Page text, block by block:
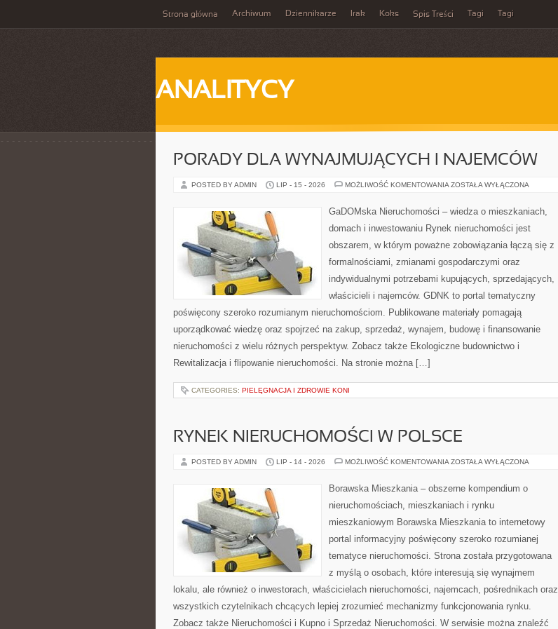
Strona główna Archiwum Dziennikarze Irak Koks Spis Treści Tagi Tagi
ANALITYCY
PORADY DLA WYNAJMUJĄCYCH I NAJEMCÓW
POSTED BY ADMIN LIP - 15 - 2026 MOŻLIWOŚĆ KOMENTOWANIA PORADY
NAJEMCÓW
ZOSTAŁA WYŁĄCZONA
GaDOMska Nieruchomości – wiedza o mieszkaniach,
domach i inwestowaniu Rynek nieruchomości jest
obszarem, w którym poważne zobowiązania łączą się z
formalnościami, zmianami gospodarczymi oraz
indywidualnymi potrzebami kupujących, sprzedających,
właścicieli i najemców. GDNK to portal tematyczny
poświęcony szeroko rozumianym nieruchomościom. Publikowane materiały pomagają
uporządkować wiedzę oraz spojrzeć na zakup, sprzedaż, wynajem, budowę i finansowanie
nieruchomości z wielu różnych perspektyw. Zobacz także Ekologiczne budownictwo i
Rewitalizacja i flipowanie nieruchomości. Na stronie można […]
CATEGORIES: PIELĘGNACJA I ZDROWIE KONI
RYNEK NIERUCHOMOŚCI W POLSCE
POSTED BY ADMIN LIP - 14 - 2026 MOŻLIWOŚĆ KOMENTOWANIA RYNEK
POLSCE
ZOSTAŁA WYŁĄCZONA
Borawska Mieszkania – obszerne kompendium o
nieruchomościach, mieszkaniach i rynku
mieszkaniowym Borawska Mieszkania to internetowy
portal informacyjny poświęcony szeroko rozumianej
tematyce nieruchomości. Strona została przygotowana
z myślą o osobach, które interesują się wynajmem
lokalu, ale również o inwestorach, właścicielach nieruchomości, najemcach, pośrednikach oraz
wszystkich czytelnikach chcących lepiej zrozumieć mechanizmy funkcjonowania rynku.
Zobacz także Nieruchomości i Kupno i Sprzedaż Nieruchomości. W serwisie można znaleźć